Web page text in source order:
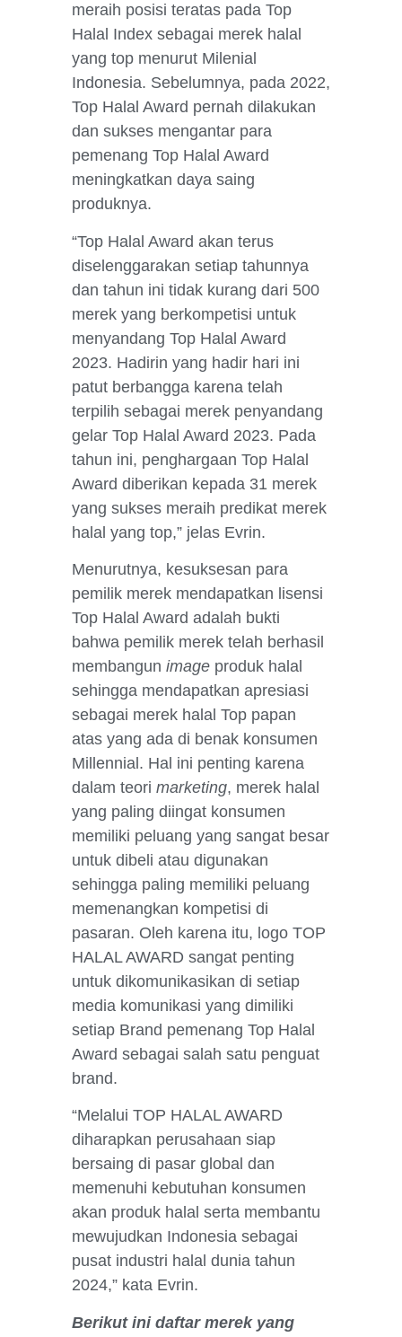
meraih posisi teratas pada Top
Halal Index sebagai merek halal
yang top menurut Milenial
Indonesia. Sebelumnya, pada 2022,
Top Halal Award pernah dilakukan
dan sukses mengantar para
pemenang Top Halal Award
meningkatkan daya saing
produknya.
“Top Halal Award akan terus
diselenggarakan setiap tahunnya
dan tahun ini tidak kurang dari 500
merek yang berkompetisi untuk
menyandang Top Halal Award
2023. Hadirin yang hadir hari ini
patut berbangga karena telah
terpilih sebagai merek penyandang
gelar Top Halal Award 2023. Pada
tahun ini, penghargaan Top Halal
Award diberikan kepada 31 merek
yang sukses meraih predikat merek
halal yang top,” jelas Evrin.
Menurutnya, kesuksesan para
pemilik merek mendapatkan lisensi
Top Halal Award adalah bukti
bahwa pemilik merek telah berhasil
membangun image produk halal
sehingga mendapatkan apresiasi
sebagai merek halal Top papan
atas yang ada di benak konsumen
Millennial. Hal ini penting karena
dalam teori marketing, merek halal
yang paling diingat konsumen
memiliki peluang yang sangat besar
untuk dibeli atau digunakan
sehingga paling memiliki peluang
memenangkan kompetisi di
pasaran. Oleh karena itu, logo TOP
HALAL AWARD sangat penting
untuk dikomunikasikan di setiap
media komunikasi yang dimiliki
setiap Brand pemenang Top Halal
Award sebagai salah satu penguat
brand.
“Melalui TOP HALAL AWARD
diharapkan perusahaan siap
bersaing di pasar global dan
memenuhi kebutuhan konsumen
akan produk halal serta membantu
mewujudkan Indonesia sebagai
pusat industri halal dunia tahun
2024,” kata Evrin.
Berikut ini daftar merek yang